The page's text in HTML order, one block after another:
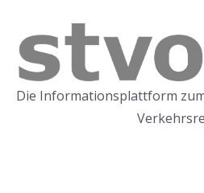
Inhalt
springen
Die Informationsplattform